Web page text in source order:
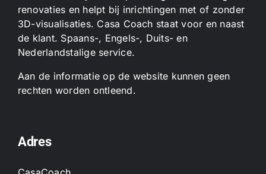
renovaties en helpt bij inrichtingen met of zonder
3D-visualisaties. Casa Coach staat voor en naast
de klant. Spaans-, Engels-, Duits- en
Nederlandstalige service.
Aan de informatie op de website kunnen geen
rechten worden ontleend.
Adres